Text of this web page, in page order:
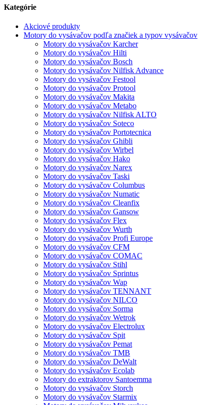
Kategórie
Akciové produkty
Motory do vysávačov podľa značiek a typov vysávačov
Motory do vysávačov Karcher
Motory do vysávačov Hilti
Motory do vysávačov Bosch
Motory do vysávačov Nilfisk Advance
Motory do vysávačov Festool
Motory do vysávačov Protool
Motory do vysávačov Makita
Motory do vysávačov Metabo
Motory do vysávačov Nilfisk ALTO
Motory do vysávačov Soteco
Motory do vysávačov Portotecnica
Motory do vysávačov Ghibli
Motory do vysávačov Wirbel
Motory do vysávačov Hako
Motory do vysávačov Narex
Motory do vysávačov Taski
Motory do vysávačov Columbus
Motory do vysávačov Numatic
Motory do vysávačov Cleanfix
Motory do vysávačov Gansow
Motory do vysávačov Flex
Motory do vysávačov Wurth
Motory do vysávačov Profi Europe
Motory do vysávačov CFM
Motory do vysávačov COMAC
Motory do vysávačov Stihl
Motory do vysávačov Sprintus
Motory do vysávačov Wap
Motory do vysávačov TENNANT
Motory do vysávačov NILCO
Motory do vysávačov Sorma
Motory do vysávačov Wetrok
Motory do vysávačov Electrolux
Motory do vysávačov Spit
Motory do vysávačov Pemat
Motory do vysávačov TMB
Motory do vysávačov DeWalt
Motory do vysávačov Ecolab
Motory do extraktorov Santoemma
Motory do vysávačov Storch
Motory do vysávačov Starmix